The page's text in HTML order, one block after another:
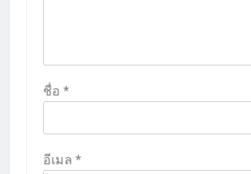
ชื่อ *
อีเมล *